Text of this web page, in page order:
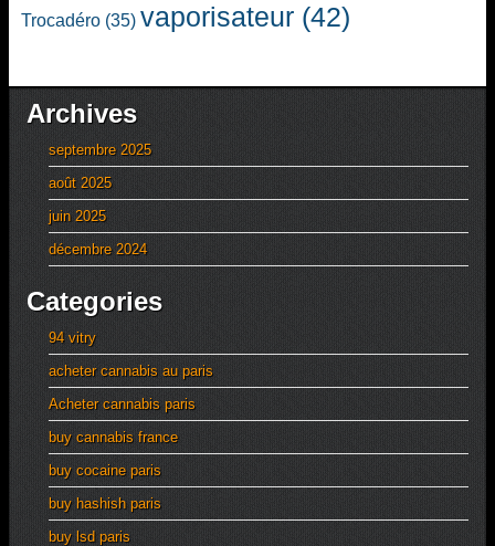
Trocadéro (35) vaporisateur (42)
Archives
septembre 2025
août 2025
juin 2025
décembre 2024
Categories
94 vitry
acheter cannabis au paris
Acheter cannabis paris
buy cannabis france
buy cocaine paris
buy hashish paris
buy lsd paris